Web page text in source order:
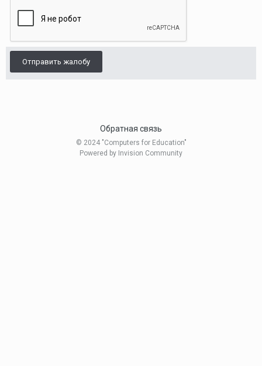
Отправить жалобу
Обратная связь
© 2024 "Computers for Education"
Powered by Invision Community